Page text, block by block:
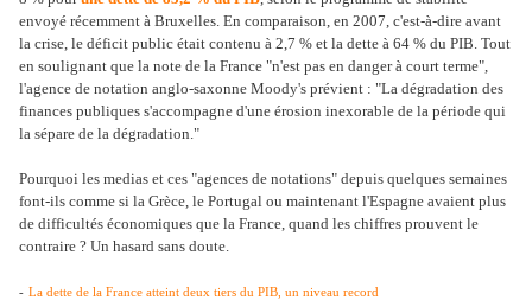
envoyé récemment à Bruxelles. En comparaison, en 2007, c'est-à-dire avant
la crise, le déficit public était contenu à 2,7 % et la dette à 64 % du PIB. Tout
en soulignant que la note de la France "n'est pas en danger à court terme",
l'agence de notation anglo-saxonne Moody's prévient : "La dégradation des
finances publiques s'accompagne d'une érosion inexorable de la période qui
la sépare de la dégradation."
Pourquoi les medias et ces "agences de notations" depuis quelques semaines
font-ils comme si la Grèce, le Portugal ou maintenant l'Espagne avaient plus
de difficultés économiques que la France, quand les chiffres prouvent le
contraire ? Un hasard sans doute.
- La dette de la France atteint deux tiers du PIB, un niveau record